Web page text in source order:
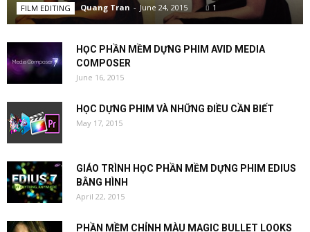
FILM EDITING Quang Tran - June 24, 2015 1
HỌC PHẦN MỀM DỰNG PHIM AVID MEDIA
COMPOSER
June 16, 2015
HỌC DỰNG PHIM VÀ NHỮNG ĐIỀU CẦN BIẾT
May 17, 2015
GIÁO TRÌNH HỌC PHẦN MỀM DỰNG PHIM EDIUS
BẰNG HÌNH
April 22, 2015
PHẦN MỀM CHỈNH MÀU MAGIC BULLET LOOKS